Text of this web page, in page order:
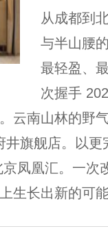
从成都到
与半山腰
最轻盈、
次握手
云南山林的野
旗舰店。以
京凤凰汇。一
生长出新的可